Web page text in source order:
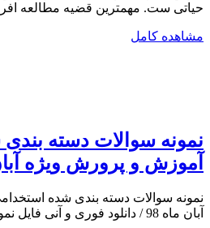
حیاتی ست. مهمترین قضیه مطالعه
مشاهده کامل
نمونه سوالات دسته
آموزش و پرورش ویژه آبان
نمونه سوالات دسته بندی شده
آبان ماه 98 / دانلود فوری و آنی فایل نمونه سوالات /